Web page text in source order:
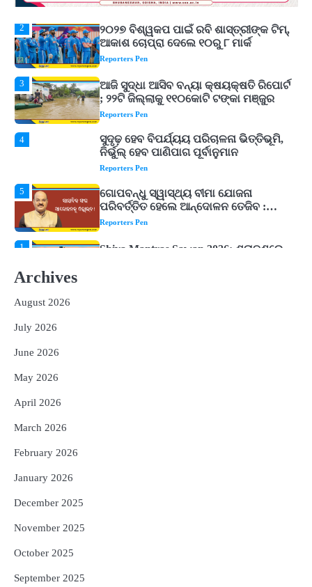
Reporters Pen
3
ଆଜି ସୁଦ୍ଧା ଆସିବ ବନ୍ୟା କ୍ଷୟକ୍ଷତି ରିପୋର୍ଟ
; ୨୨ଟି ଜିଲ୍ଲାକୁ ୧୧୦କୋଟି ଟଙ୍କା ମଞ୍ଜୁର
Reporters Pen
4
ସୁଦୃଢ଼ ହେବ ବିପର୍ଯ୍ୟୟ ପରିଚାଳନା ଭିତ୍ତିଭୂମି,
ନିର୍ଭୁଲ୍ ହେବ ପାଣିପାଗ ପୂର୍ବାନୁମାନ
Reporters Pen
5
ଗୋପବନ୍ଧୁ ସ୍ୱାସ୍ଥ୍ୟ ବୀମା ଯୋଜନା
ପରିବର୍ତ୍ତିତ ହେଲେ ଆନ୍ଦୋଳନ ତେଜିବ :
ଉତ୍କଳ ସାମ୍ବାଦିକ ସଂଘ
Reporters Pen
1
Shiva Mantras Sawan 2026: ଶ୍ରାବଣରେ
ନିୟମିତ ଜପ କରନ୍ତୁ ଭଗବାନ ଶିବଙ୍କ ଏହି
୩ଟି ଶକ୍ତିଶାଳୀ ମନ୍ତ୍ର, ଦୂର ହୋଇପାରେ
Reporters Pen
2
୨୦୨୭ ବିଶ୍ୱକପ ପାଇଁ ରବି ଶାସ୍ତ୍ରୀଙ୍କ ଟିମ୍,
3
Archives
August 2026
July 2026
June 2026
May 2026
April 2026
March 2026
February 2026
January 2026
December 2025
November 2025
October 2025
September 2025